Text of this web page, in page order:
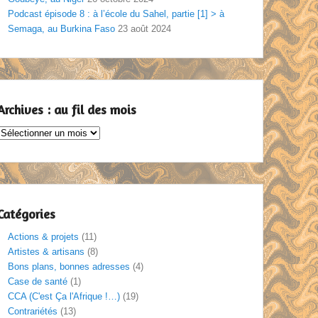
Podcast épisode 8 : à l’école du Sahel, partie [1] > à
Semaga, au Burkina Faso 23 août 2024
: au fil des mois
Actions & projets (11)
Artistes & artisans (8)
Bons plans, bonnes adresses (4)
Case de santé (1)
CCA (C'est Ça l'Afrique !…) (19)
Contrariétés (13)